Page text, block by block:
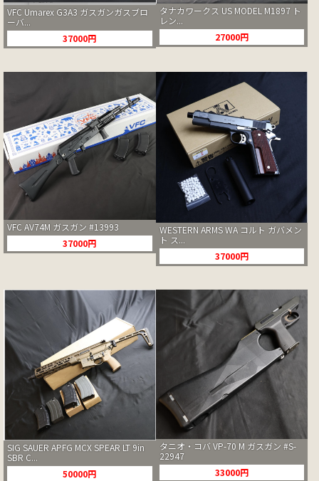
VFC Umarex G3A3 ガスガンガスブロ
ーバ...
37000円
タナカワークス US MODEL M1897 ト
レン...
27000円
VFC AV74M ガスガン #13993
37000円
WESTERN ARMS WA コルト ガバメン
ト ス...
37000円
SIG SAUER APFG MCX SPEAR LT 9in
SBR C...
50000円
タニオ・コバ VP-70 M ガスガン #S-
22947
33000円